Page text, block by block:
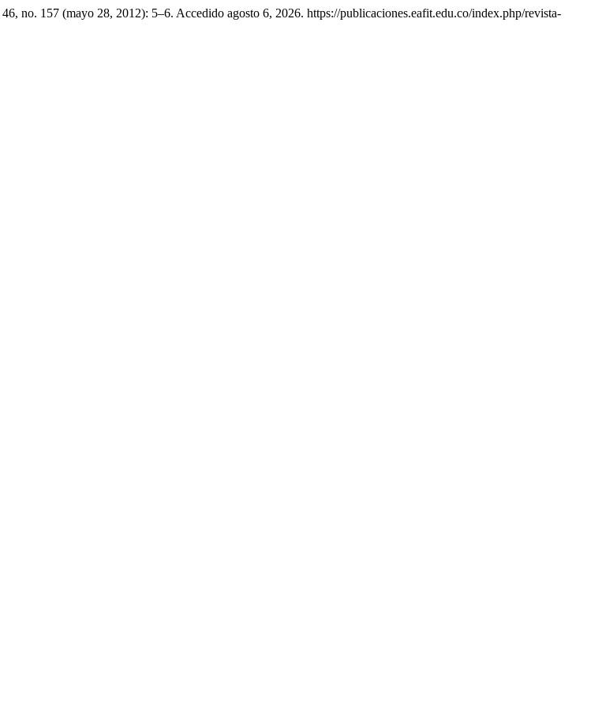
46, no. 157 (mayo 28, 2012): 5–6. Accedido agosto 6, 2026. https://publicaciones.eafit.edu.co/index.php/revista-